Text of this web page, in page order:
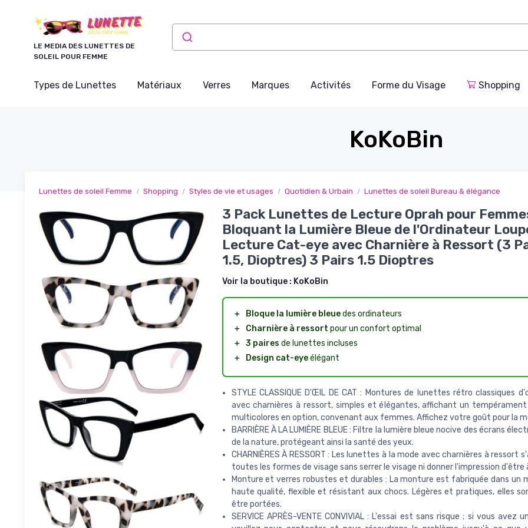
LE MEDIA DES LUNETTES DE
SOLEIL POUR FEMME
Types de Lunettes Matériaux Verres Marques Activités Forme du Visage Shopping
KoKoBin
Lunettes de soleil Femme Shopping Styles de vie et usages Quotidien & Urbain Lunettes de soleil Bureau & élégance
3 Pack Lunettes de Lecture Oprah pour
Bloquant la Lumière Bleue de l'Ordinateur
Lecture Cat-eye avec Charnière à Ressort (3
1.5, Dioptres) 3 Pairs 1.5 Dioptres
Voir la boutique : KoKoBin
＋ Bloque la lumière bleuedes ordinateurs
＋
Charnière à ressort pour un confort optimal
＋ 3 paires de lunettes incluses
＋
Design cat-eyeélégant
STYLE CLASSIQUE D'ŒIL DE CAT : Montures de lunettes rétro classiques
avec charnières à ressort, simples et élégantes, affichant un
multicolores en option, convenant aux femmes. Affichez votre goût pour la
BARRIÈRE À LA LUMIÈRE BLEUE : Filtre la lumière bleue nocive des écrans
de la nature, protégeant ainsi la santé des yeux.
CHARNIÈRES À RESSORT : Les lunettes à la mode avec charnières à ressort
toutes les formes de visage sans serrer le visage ni donner l'impression d'être
Monture et verres robustes et durables : La monture est fabriquée dans un
haute qualité, flexible et résistant aux chocs. Légères et pratiques, elles
être portées.
SERVICE APRÈS-VENTE CONVIVIAL : L'essai est sans risque ; si vous avez